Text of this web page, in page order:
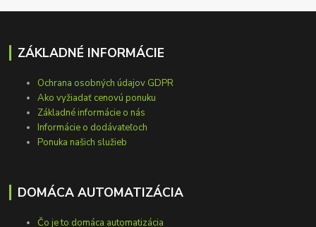
ZÁKLADNÉ INFORMÁCIE
Ochrana osobných údajov GDPR
Ako vyžiadať cenovú ponuku
Základné informácie o nás
Informácie o dodávateľoch
Ponuka našich služieb
DOMÁCA AUTOMATIZÁCIA
Čo je to domáca automatizácia